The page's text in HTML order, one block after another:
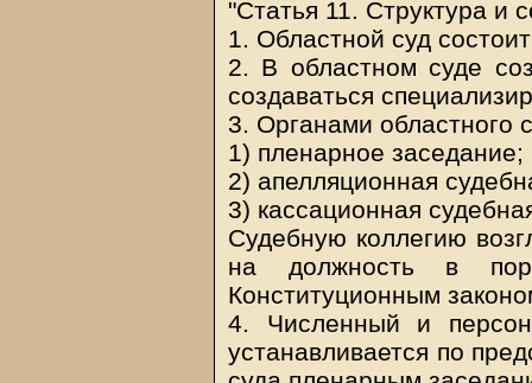
"Статья 11. Структура и
1. Областной суд
2. В областном суде
создаваться
3. Органами областного
1) пленарное заседание;
2) апелляционная
3) кассационная
Судебную коллегию
на должность в
Конституционным
4. Численный и
устанавливается по